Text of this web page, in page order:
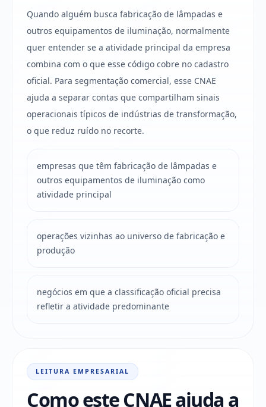
Quando alguém busca fabricação de lâmpadas e
outros equipamentos de iluminação, normalmente
quer entender se a atividade principal da empresa
combina com o que esse código cobre no cadastro
oficial. Para segmentação comercial, esse CNAE
ajuda a separar contas que compartilham sinais
operacionais típicos de indústrias de transformação,
o que reduz ruído no recorte.
empresas que têm fabricação de lâmpadas e
outros equipamentos de iluminação como
atividade principal
operações vizinhas ao universo de fabricação e
produção
negócios em que a classificação oficial precisa
refletir a atividade predominante
LEITURA EMPRESARIAL
Como este CNAE ajuda a